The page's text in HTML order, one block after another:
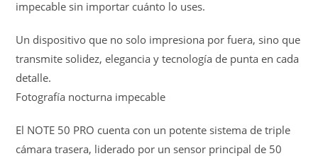
impecable sin importar cuánto lo uses.
Un dispositivo que no solo impresiona por fuera, sino que
transmite solidez, elegancia y tecnología de punta en cada
detalle.
Fotografía nocturna impecable
El NOTE 50 PRO cuenta con un potente sistema de triple
cámara trasera, liderado por un sensor principal de 50